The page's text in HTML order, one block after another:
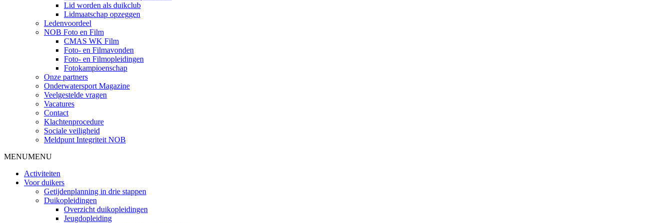
Lid worden als duikclub
Lidmaatschap opzeggen
Ledenvoordeel
NOB Foto en Film
CMAS WK Film
Foto- en Filmavonden
Foto- en Filmopleidingen
Fotokampioenschap
Onze partners
Onderwatersport Magazine
Veelgestelde vragen
Vacatures
Contact
Klachtenprocedure
Sociale veiligheid
Meldpunt Integriteit NOB
MENUMENU
Activiteiten
Voor duikers
Getijdenplanning in drie stappen
Duikopleidingen
Overzicht duikopleidingen
Jeugdopleiding